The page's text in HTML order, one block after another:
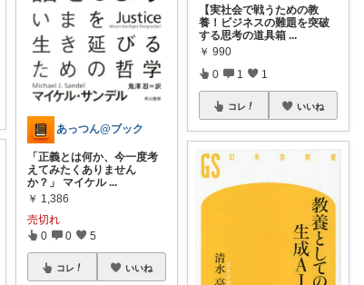
あっつん@ブック
「正義とは何か、今一度考
えてみたくありません
か？」 マイケル ...
￥ 1,386
売切れ
0 0 5
コレ いいね
【実社会で戦うための教
養！ビジネスの難題を突破
する思考の道具箱 ...
￥ 990
0 1 1
コレ いいね